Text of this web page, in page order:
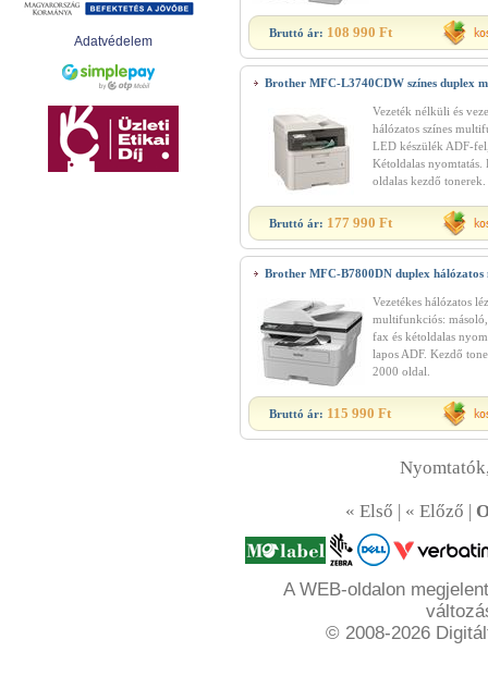
Adatvédelem
Bruttó ár: 108 990 Ft
Brother MFC-L3740CDW színes duplex
Vezeték nélküli és
hálózatos színes
LED készülék ADF-
Kétoldalas nyomtatás.
oldalas kezdő tonerek.
Bruttó ár: 177 990 Ft
Brother MFC-B7800DN duplex hálózatos
Vezetékes hálózatos
multifunkciós:
fax és kétoldalas
lapos ADF. Kezdő
2000 oldal.
Bruttó ár: 115 990 Ft
« Első | « Előző |
A WEB-oldalon
© 2008-2026